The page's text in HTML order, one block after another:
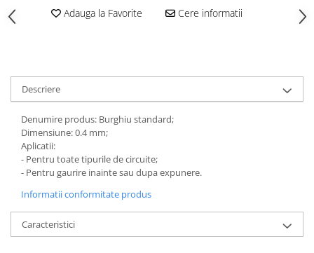
Adauga la Favorite Cere informatii
Descriere
Denumire produs: Burghiu standard;
Dimensiune: 0.4 mm;
Aplicatii:
- Pentru toate tipurile de circuite;
- Pentru gaurire inainte sau dupa expunere.
Informatii conformitate produs
Caracteristici